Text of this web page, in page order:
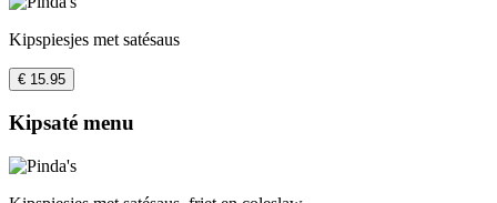
Kipspiesjes met satésaus
€ 15.95
Kipsaté menu